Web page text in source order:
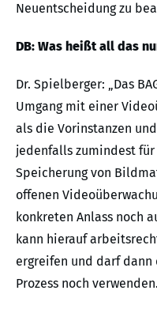
Neuentscheidung zu
DB: Was heißt all das
Dr. Spielberger: „Das
Umgang mit einer
als die Vorinstanzen
jedenfalls zumindest
Speicherung von
offenen
konkreten Anlass noch
kann hierauf
ergreifen und darf
Prozess noch